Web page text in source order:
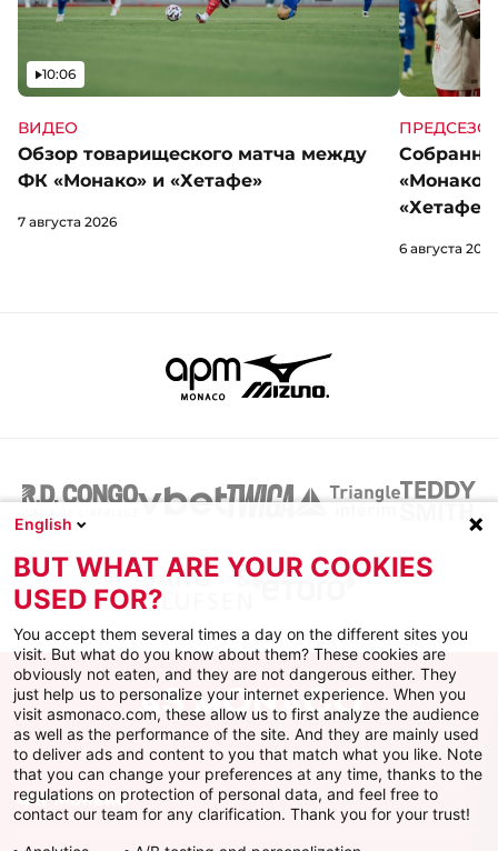
ВИДЕО
Обзор товарищеского матча между
ФК «Монако» и «Хетафе»
Видео
10:06
7 августа 2026
«Хетафе»
6 августа 2026
ФК Монако
English
BUT WHAT ARE YOUR COOKIES
USED FOR?
You accept them several times a day on the different sites you
visit. But what do you know about them? These cookies are
obviously not eaten, and they are not dangerous either. They
just help us to personalize your internet experience. When you
visit asmonaco.com, these allow us to first analyze the audience
as well as the performance of the site. And they are mainly used
to deliver ads and content to you that match what you like. Note
that you can change your preferences at any time, thanks to the
regulations on protection of personal data, and feel free to
contact our team for any clarification. Thank you for your trust!